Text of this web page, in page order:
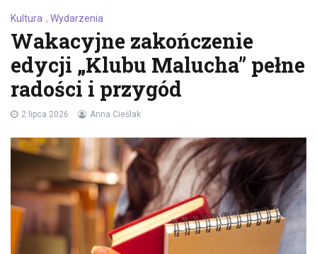
Kultura , Wydarzenia
Wakacyjne zakończenie
edycji „Klubu Malucha” pełne
radości i przygód
2 lipca 2026 Anna Cieślak